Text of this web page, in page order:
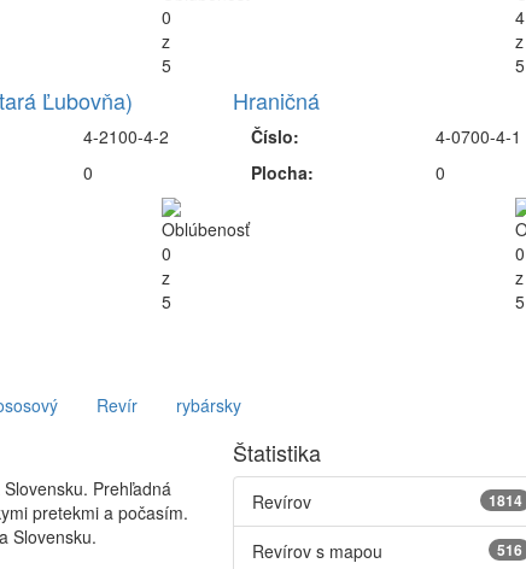
Ľubovňa)
4-2100-4-2
0
Hraničná
Číslo:
Plocha:
4-0700-4-1
0
Revír rybársky
Prehľadná
pretekmi a počasím.
Slovensku.
Štatistika
1814
Revírov
516
Revírov s mapou